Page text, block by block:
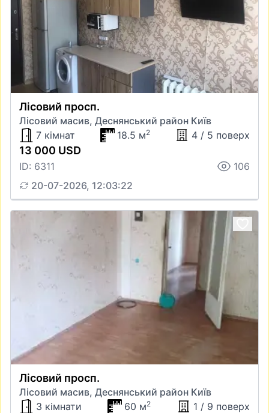
Лісовий просп.
Лісовий масив, Деснянський район Київ
7 кімнат
18.5 м2 4 / 5 поверх
13 000 USD
ID: 6311
106
20-07-2026, 12:03:22
Лісовий просп.
Лісовий масив, Деснянський район Київ
3 кімнати
60 м2 1 / 9 поверх